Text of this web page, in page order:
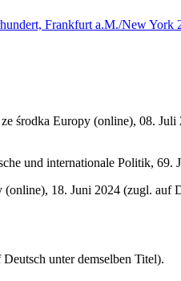
Frankfurt a.M./New York
środka Europy (online), 08.
und internationale Politik, 69.
18. Juni 2024 (zugl. auf
unter demselben Titel).